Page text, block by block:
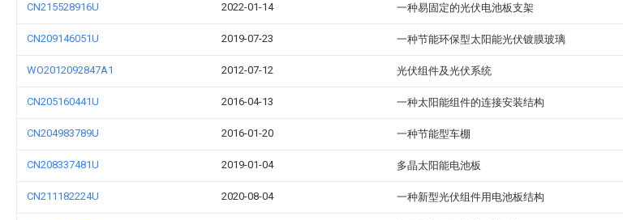
CN215528916U 2022-01-14 一种易固定的光伏电池板支架
CN209146051U 2019-07-23 一种节能环保型太阳能光伏镀膜玻璃
WO2012092847A1 2012-07-12 光伏组件及光伏系统
CN205160441U 2016-04-13 一种太阳能组件的连接安装结构
CN204983789U 2016-01-20 一种节能型车棚
CN208337481U 2019-01-04 多晶太阳能电池板
CN211182224U 2020-08-04 一种新型光伏组件用电池板结构